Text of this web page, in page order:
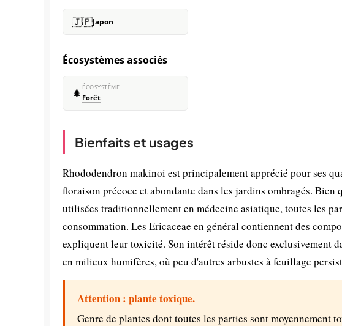
🇯🇵Japon
Écosystèmes associés
🌲 ÉCOSYSTÈME
Forêt
Bienfaits et usages
Rhododendron makinoi est principalement apprécié pour ses
floraison précoce et abondante dans les jardins ombragés. Bien
utilisées traditionnellement en médecine asiatique, toutes les
consommation. Les Ericaceae en général contiennent des
expliquent leur toxicité. Son intérêt réside donc exclusivement
en milieux humifères, où peu d'autres arbustes à feuillage
Attention : plante toxique.
Genre de plantes dont toutes les parties sont moyennement